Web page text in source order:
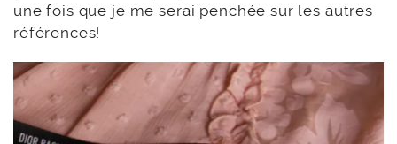
une fois que je me serai penchée sur les autres
références!